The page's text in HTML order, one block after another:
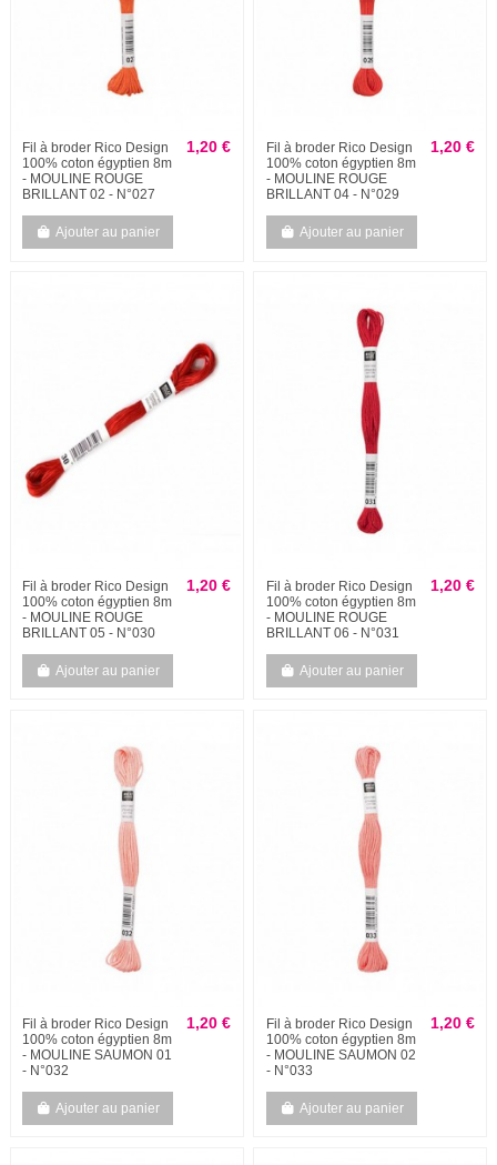
Fil à broder Rico Design
100% coton égyptien 8m
- MOULINE ROUGE
BRILLANT 02 - N°027
1,20 €
Ajouter au panier
Fil à broder Rico Design
100% coton égyptien 8m
- MOULINE ROUGE
BRILLANT 04 - N°029
1,20 €
Ajouter au panier
Fil à broder Rico Design
100% coton égyptien 8m
- MOULINE ROUGE
BRILLANT 05 - N°030
1,20 €
Ajouter au panier
Fil à broder Rico Design
100% coton égyptien 8m
- MOULINE ROUGE
BRILLANT 06 - N°031
1,20 €
Ajouter au panier
Fil à broder Rico Design
100% coton égyptien 8m
- MOULINE SAUMON 01
- N°032
1,20 €
Ajouter au panier
Fil à broder Rico Design
100% coton égyptien 8m
- MOULINE SAUMON 02
- N°033
1,20 €
Ajouter au panier